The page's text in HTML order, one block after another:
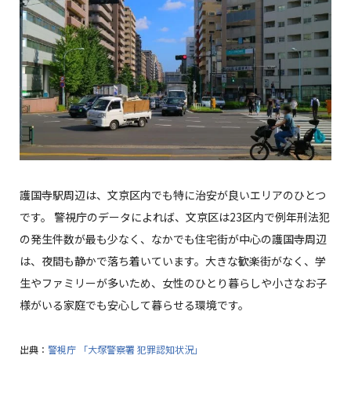
護国寺駅周辺は、文京区内でも特に治安が良いエリアのひとつ
です。 警視庁のデータによれば、文京区は23区内で例年刑法犯
の発生件数が最も少なく、なかでも住宅街が中心の護国寺周辺
は、夜間も静かで落ち着いています。大きな歓楽街がなく、学
生やファミリーが多いため、女性のひとり暮らしや小さなお子
様がいる家庭でも安心して暮らせる環境です。
出典： 警視庁 「大塚警察署 犯罪認知状況」